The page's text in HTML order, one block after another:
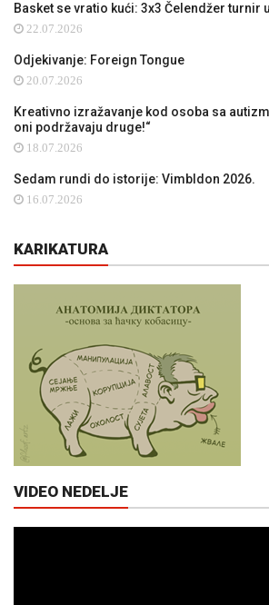
Basket se vratio kući: 3x3 Čelendžer turnir
22.07.2026
Odjekivanje: Foreign Tongue
20.07.2026
Kreativno izražavanje kod osoba sa
oni podržavaju druge!“
18.07.2026
Sedam rundi do istorije: Vimbldon 2026.
16.07.2026
KARIKATURA
VIDEO NEDELJE